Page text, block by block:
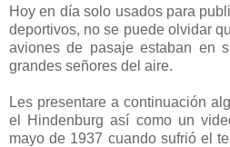
Hoy en día solo usados para
deportivos, no se puede olvidar
aviones de pasaje estaban en
grandes señores del aire.
Les presentare a continuación
el Hindenburg así como un
mayo de 1937 cuando sufrió el